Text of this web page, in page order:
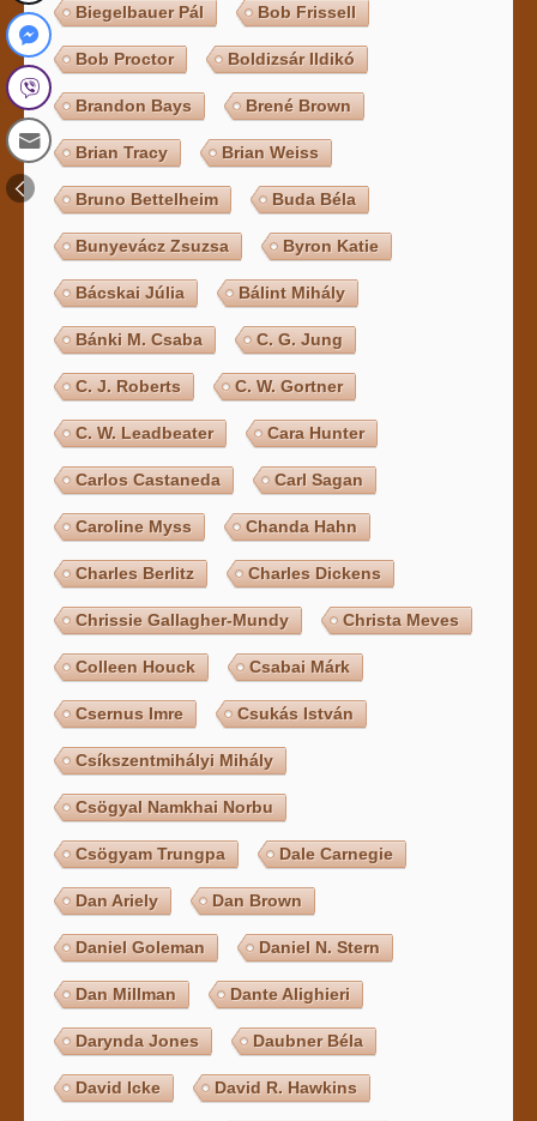
Biegelbauer Pál Bob Frissell
Bob Proctor Boldizsár Ildikó
Brandon Bays Brené Brown
Brian Tracy Brian Weiss
Bruno Bettelheim Buda Béla
Bunyevácz Zsuzsa Byron Katie
Bácskai Júlia Bálint Mihály
Bánki M. Csaba C. G. Jung
C. J. Roberts C. W. Gortner
C. W. Leadbeater Cara Hunter
Carlos Castaneda Carl Sagan
Caroline Myss Chanda Hahn
Charles Berlitz Charles Dickens
Chrissie Gallagher-Mundy Christa Meves
Colleen Houck Csabai Márk
Csernus Imre Csukás István
Csíkszentmihályi Mihály
Csögyal Namkhai Norbu
Csögyam Trungpa Dale Carnegie
Dan Ariely Dan Brown
Daniel Goleman Daniel N. Stern
Dan Millman Dante Alighieri
Darynda Jones Daubner Béla
David Icke David R. Hawkins